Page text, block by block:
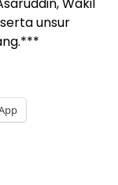
unsur